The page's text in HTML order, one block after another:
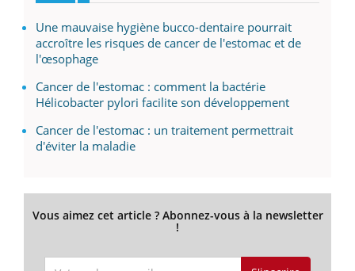
Une mauvaise hygiène bucco-dentaire pourrait
accroître les risques de cancer de l'estomac et de
l'œsophage
Cancer de l'estomac : comment la bactérie
Hélicobacter pylori facilite son développement
Cancer de l'estomac : un traitement permettrait
d'éviter la maladie
Vous aimez cet article ? Abonnez-vous à la newsletter
!